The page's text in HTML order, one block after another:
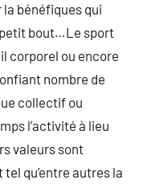
bénéfiques qui
bout…Le sport
corporel ou encore
nombre de
collectif ou
l’activité à lieu
valeurs sont
tel qu’entre autres la